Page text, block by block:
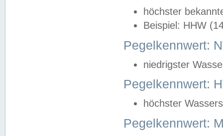
höchster
Beispiel: HHW
Pegelkennwert:
niedrigster
Pegelkennwert:
höchster
Pegelkennwert: